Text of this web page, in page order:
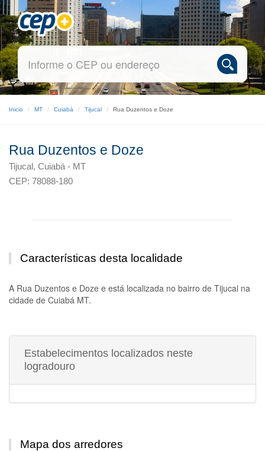
Inicio MT Cuiabá Tijucal Rua Duzentos e Doze
Rua Duzentos e Doze
Tijucal, Cuiabá - MT
CEP: 78088-180
Características desta localidade
A Rua Duzentos e Doze e está localizada no bairro de Tijucal na
cidade de Cuiabá MT.
Estabelecimentos localizados neste
logradouro
Mapa dos arredores